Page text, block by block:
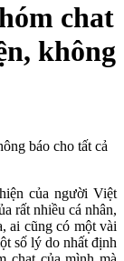
chat
không
báo cho tất cả
của người Việt
rất nhiều cá nhân,
ai cũng có một vài
số lý do nhất định